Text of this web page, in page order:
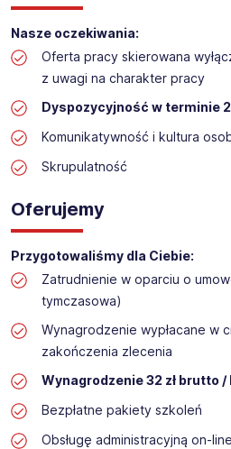
Nasze oczekiwania:
Oferta pracy skierowana
z uwagi na charakter pracy
Dyspozycyjność w terminie
Komunikatywność i kultura
Skrupulatność
Oferujemy
Przygotowaliśmy dla Ciebie:
Zatrudnienie w oparciu o
tymczasowa)
Wynagrodzenie wypłacane w
zakończenia zlecenia
Wynagrodzenie 32 zł brutto /
Bezpłatne pakiety szkoleń
Obsługę administracyjną on-